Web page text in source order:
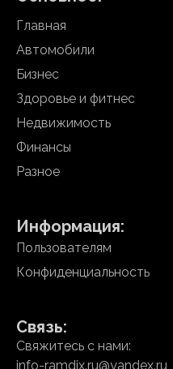
Главная
Автомобили
Бизнес
Здоровье и фитнес
Недвижимость
Финансы
Разное
Информация:
Пользователям
Конфиденциальность
Связь:
Свяжитесь с нами:
info-ramdix.ru@yandex.ru